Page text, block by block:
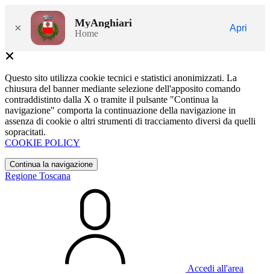
× MyAnghiari
Home
Apri
Questo sito utilizza cookie tecnici e statistici anonimizzati. La
chiusura del banner mediante selezione dell'apposito comando
contraddistinto dalla X o tramite il pulsante "Continua la
navigazione" comporta la continuazione della navigazione in
assenza di cookie o altri strumenti di tracciamento diversi da quelli
sopracitati.
COOKIE POLICY
Continua la navigazione
Regione Toscana
Accedi all'area